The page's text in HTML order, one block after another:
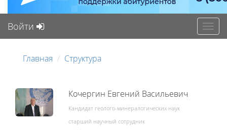
Войти
Главная Структура
Кочергин Евгений Васильевич
Кандидат геолого-минералогических наук
старший научный сотрудник